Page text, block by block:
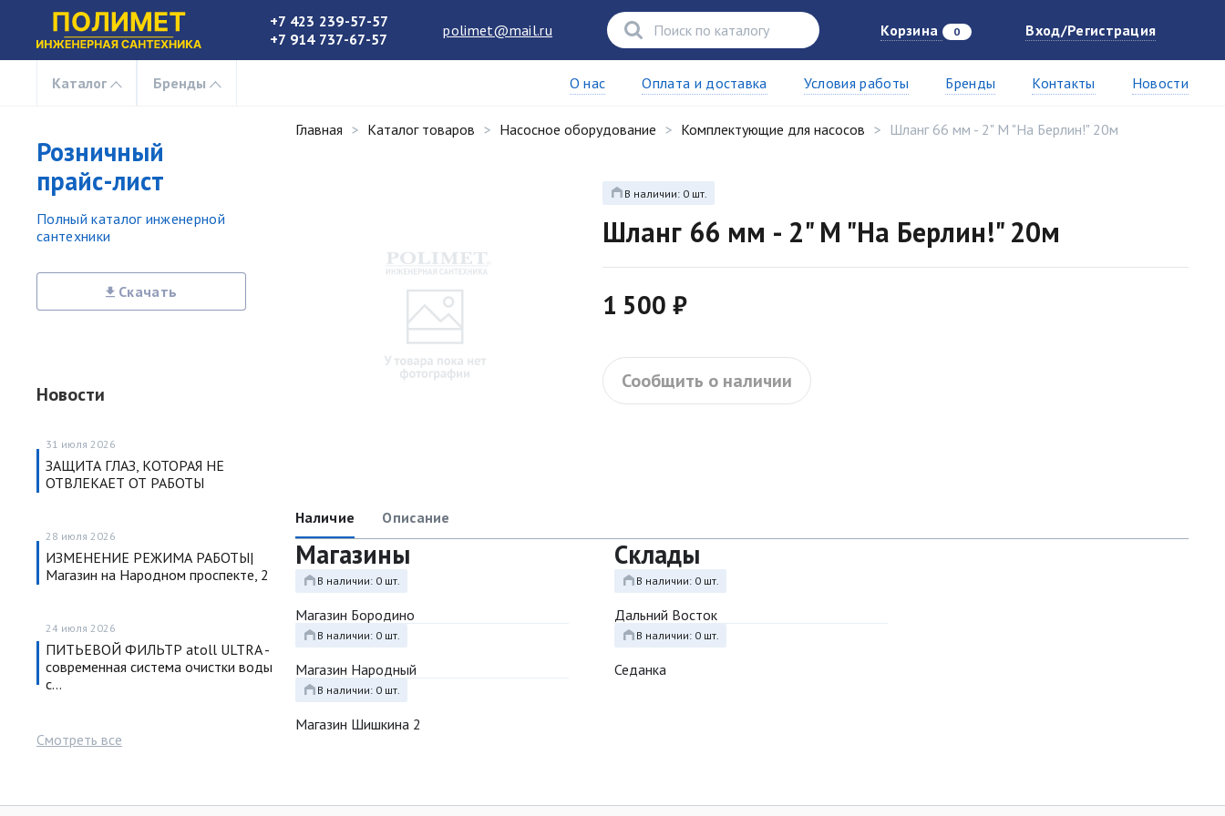
+7 423 239-57-57
+7 914 737-67-57
polimet@mail.ru Корзина 0 Вход/Регистрация
Каталог Бренды О нас Оплата и доставка Условия работы Бренды Контакты Новости
Розничный
прайс-лист
Полный каталог инженерной
сантехники
Скачать
Новости
31 июля 2026
ЗАЩИТА ГЛАЗ, КОТОРАЯ НЕ
ОТВЛЕКАЕТ ОТ РАБОТЫ
28 июля 2026
ИЗМЕНЕНИЕ РЕЖИМА РАБОТЫ|
Магазин на Народном проспекте, 2
24 июля 2026
ПИТЬЕВОЙ ФИЛЬТР atoll ULTRA -
современная система очистки воды
с…
Смотреть все
Главная Каталог товаров Насосное оборудование Комплектующие для насосов Шланг 66 мм - 2" М "На Берлин!" 20м
В наличии: 0 шт.
Шланг 66 мм - 2" М "На Берлин!" 20м
1 500 ₽
Сообщить о наличии
Наличие Описание
Магазины
В наличии: 0 шт.
Магазин Бородино
В наличии: 0 шт.
Магазин Народный
В наличии: 0 шт.
Магазин Шишкина 2
Склады
В наличии: 0 шт.
Дальний Восток
В наличии: 0 шт.
Седанка